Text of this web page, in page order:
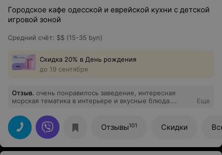
Городское кафе одесской и еврейской кухни с детской
игровой зоной
Средний счёт: $$ (15-35 byn)
Скидка 20% в День рождения
до 19 сентября
Отзыв. очень понравилось заведение, интересная
морская тематика в интерьере и вкусные блюда.
Еще
Отзывы101 Скидки